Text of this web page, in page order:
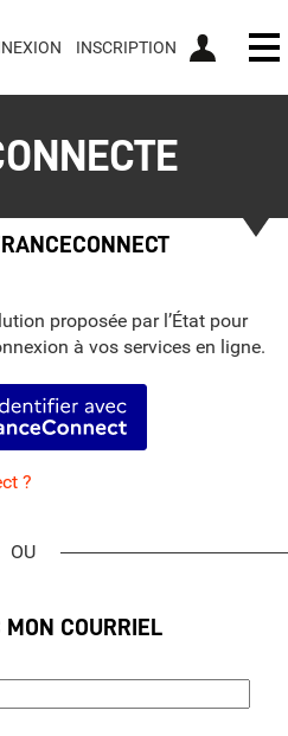
INSCRIPTION
proposée par l’État pour
à vos services en ligne.
S’identifier avec FranceConnect
?
MON COURRIEL